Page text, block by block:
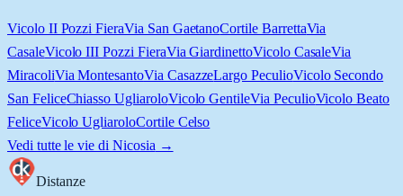
Vicolo II Pozzi FieraVia San GaetanoCortile BarrettaVia
CasaleVicolo III Pozzi FieraVia GiardinettoVicolo CasaleVia
MiracoliVia MontesantoVia CasazzeLargo PeculioVicolo Secondo
San FeliceChiasso UgliaroloVicolo GentileVia PeculioVicolo Beato
FeliceVicolo UgliaroloCortile Celso
Vedi tutte le vie di Nicosia →
Distanze